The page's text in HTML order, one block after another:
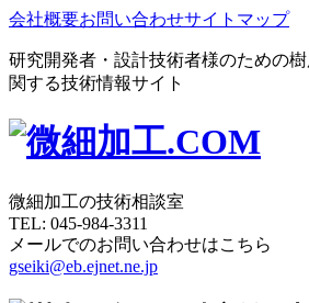
会社概要お問い合わせサイトマップ
研究開発者・設計技術者様のための
関する技術情報サイト
微細加工の技術相談室
TEL: 045-984-3311
メールでのお問い合わせはこちら
gseiki@eb.ejnet.ne.jp